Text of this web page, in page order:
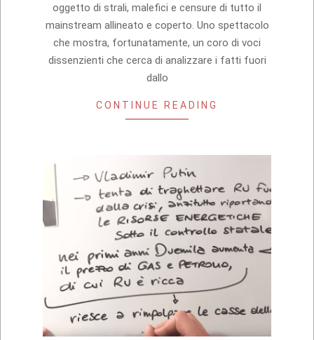
oggetto di strali, malefici e censure di tutto il
mainstream allineato e coperto. Uno spettacolo
che mostra, fortunatamente, un coro di voci
dissenzienti che cerca di analizzare i fatti fuori
dallo
CONTINUE READING